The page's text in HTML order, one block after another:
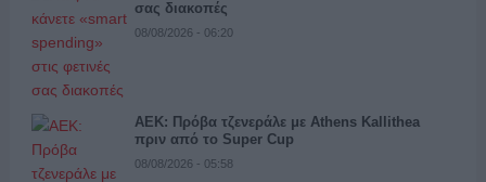
σας διακοπές
08/08/2026 - 06:20
ΑΕΚ: Πρόβα τζενεράλε με Athens Kallithea
πριν από το Super Cup
08/08/2026 - 05:58